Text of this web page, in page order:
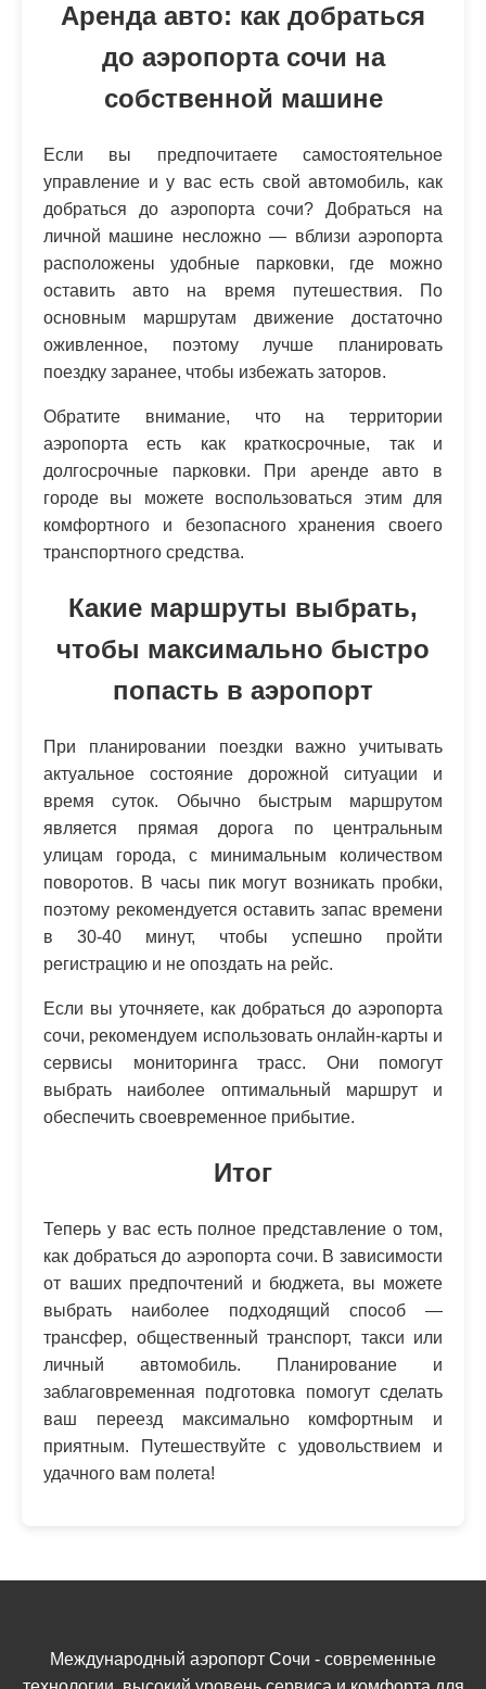
Аренда авто: как добраться
до аэропорта сочи на
собственной машине
Если вы предпочитаете самостоятельное
управление и у вас есть свой автомобиль, как
добраться до аэропорта сочи? Добраться на
личной машине несложно — вблизи аэропорта
расположены удобные парковки, где можно
оставить авто на время путешествия. По
основным маршрутам движение достаточно
оживленное, поэтому лучше планировать
поездку заранее, чтобы избежать заторов.
Обратите внимание, что на территории
аэропорта есть как краткосрочные, так и
долгосрочные парковки. При аренде авто в
городе вы можете воспользоваться этим для
комфортного и безопасного хранения своего
транспортного средства.
Какие маршруты выбрать,
чтобы максимально быстро
попасть в аэропорт
При планировании поездки важно учитывать
актуальное состояние дорожной ситуации и
время суток. Обычно быстрым маршрутом
является прямая дорога по центральным
улицам города, с минимальным количеством
поворотов. В часы пик могут возникать пробки,
поэтому рекомендуется оставить запас времени
в 30-40 минут, чтобы успешно пройти
регистрацию и не опоздать на рейс.
Если вы уточняете, как добраться до аэропорта
сочи, рекомендуем использовать онлайн-карты и
сервисы мониторинга трасс. Они помогут
выбрать наиболее оптимальный маршрут и
обеспечить своевременное прибытие.
Итог
Теперь у вас есть полное представление о том,
как добраться до аэропорта сочи. В зависимости
от ваших предпочтений и бюджета, вы можете
выбрать наиболее подходящий способ —
трансфер, общественный транспорт, такси или
личный автомобиль. Планирование и
заблаговременная подготовка помогут сделать
ваш переезд максимально комфортным и
приятным. Путешествуйте с удовольствием и
удачного вам полета!
Международный аэропорт Сочи - современные